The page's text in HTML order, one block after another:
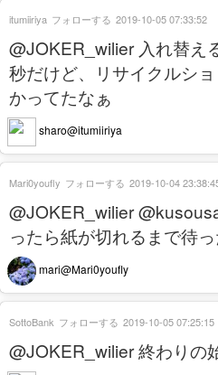
@JOKER_wilier 入れ替え
秒だけど、リサイクルシ
かってたなぁ
sharo@itumiiriya
itumiiriya フォローする 2019-10-05 07:33:52
@JOKER_wilier
ったら紙が切れるまで待
mari@Mari0youfly
Mari0youfly フォローする 2019-10-04
@JOKER_wilier 終わりの
SottoBank フォローする 2019-10-05 07:25:15